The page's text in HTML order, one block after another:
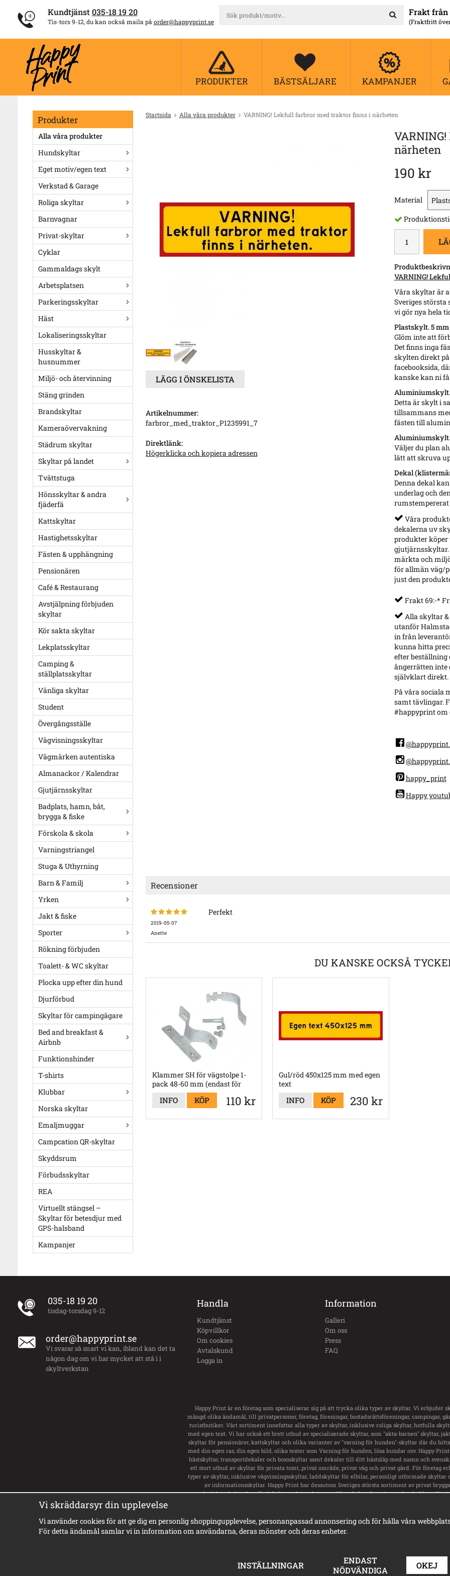
Kundtjänst 035-18 19 20
Tis-tors 9-12, du kan också maila på order@happyprint.se
Frakt från
(Fraktfritt
PRODUKTER BÄSTSÄLJARE KAMPANJER
Produkter
Alla våra produkter
Hundskyltar
Eget motiv/egen text
Verkstad & Garage
Roliga skyltar
Barnvagnar
Privat-skyltar
Cyklar
Gammaldags skylt
Arbetsplatsen
Parkeringsskyltar
Häst
Lokaliseringsskyltar
Husskyltar &
husnummer
Miljö- och återvinning
Stäng grinden
Brandskyltar
Kameraövervakning
Städrum skyltar
Skyltar på landet
Tvättstuga
Hönsskyltar & andra
fjäderfä
Kattskyltar
Hastighetsskyltar
Fästen & upphängning
Pensionären
Café & Restaurang
Avstjälpning förbjuden
skyltar
Kör sakta skyltar
Lekplatsskyltar
Camping &
ställplatsskyltar
Vänliga skyltar
Student
Övergångsställe
Vägvisningsskyltar
Vägmärken autentiska
Almanackor / Kalendrar
Gjutjärnsskyltar
Badplats, hamn, båt,
brygga & fiske
Förskola & skola
Varningstriangel
Stuga & Uthyrning
Barn & Familj
Yrken
Jakt & fiske
Sporter
Rökning förbjuden
Toalett- & WC skyltar
Plocka upp efter din hund
Djurförbud
Skyltar för campingägare
Bed and breakfast &
Airbnb
Funktionshinder
T-shirts
Klubbar
Norska skyltar
Emaljmuggar
Campcation QR-skyltar
Skyddsrum
Förbudsskyltar
REA
Virtuellt stängsel –
Skyltar för betesdjur med
GPS-halsband
Kampanjer
Startsida Alla våra produkter VARNING! Lekfull farbror med traktor finns i närheten
närheten
190 kr
Material
VARNING!
Våra skyltar är
Sveriges
vi gör nya hela
Plastskylt. 5
Glöm inte att
Det finns inga
skylten direkt
facebooksida,
kanske kan ni
Detta är skylt i
tillsammans
fästen till
Aluminiumskylt.
Väljer du plan
lätt att skruva
Dekal
Denna dekal
underlag och
rumstempererat
Våra
dekalerna uv
produkter köper
gjutjärnsskyltar.
märkta och
för allmän väg/
just den
Frakt 69:-*
Alla skyltar &
utanför
in från
kunna hitta
efter beställning
ångerrätten inte
självklart direkt.
På våra sociala
samt tävlingar.
#happyprint om
happy_print
Happy
LÄGG I ÖNSKELISTA
Artikelnummer:
farbror_med_traktor_P1235991_7
Direktlänk:
Högerklicka och kopiera adressen
Recensioner
2019-05-07
Anette
Perfekt
DU KANSKE OCKSÅ
Klammer SH för vägstolpe 1-
pack 48-60 mm (endast för
bockad aluskylt)
110 kr
INFO KÖP
Gul/röd 450x125 mm med egen
text
230 kr
INFO KÖP
035-18 19 20
tisdag-torsdag 9-12
order@happyprint.se
Vi svarar så snart vi kan, ibland kan det ta
någon dag om vi har mycket att stå i i
skyltverkstan
Handla
Kundtjänst
Köpvillkor
Om cookies
Avtalskund
Logga in
Information
Galleri
Om oss
Press
FAQ
Happy Print är en företag som specialiserar sig på att trycka olika typer av skyltar. Vi erbjuder
mängd olika ändamål, till privatpersoner, företag, föreningar, bostadsrättsföreningar, campingar,
turistbutiker. Vårt sortiment innefattar alla typer av skyltar, inklusive roliga skyltar, hotfulla
med egen text. Vi har också ett brett utbud av specialiserade skyltar, som "akta-barnen" skyltar,
skyltar för pensionärer, kattskyltar och olika varianter av "varning för hunden"-skyltar där du
med din egen ras, din egen bild, olika texter som Varning för hunden, lösa hundar osv. Happy
hästskyltar, transportdekaler och boxsskyltar samt dekaler till ditt hästsläp med namn och
ett stort utbud av skyltar för privata tomt, privat område, privat väg och privat gård. För företag
typer av skyltar, inklusive vägvisningsskyltar, laddskyltar för elbilar, personligt utformade skyltar
av informationsskyltar. Happy Print har dessutom Sveriges största sortiment av privat
badplatsskyltar, hundbadskyltar och mycket mer. Våra skyltar finns i en mängd olika stilar,
© Happy Print 2025
Vi skräddarsyr din upplevelse
Vi använder cookies för att ge dig en personlig shoppingupplevelse, personanpassad annonsering och för hålla våra
För detta ändamål samlar vi in information om användarna, deras mönster och deras enheter.
INSTÄLLNINGAR
ENDAST
NÖDVÄNDIGA
OKEJ